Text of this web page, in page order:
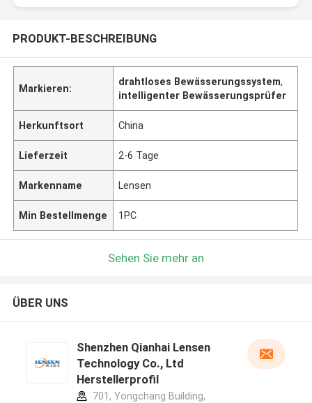
PRODUKT-BESCHREIBUNG
Markieren:
drahtloses Bewässerungssystem,
intelligenter Bewässerungsprüfer
Herkunftsort China
Lieferzeit 2-6 Tage
Markenname Lensen
Min Bestellmenge 1PC
Sehen Sie mehr an
ÜBER UNS
Shenzhen Qianhai Lensen
Technology Co., Ltd
Herstellerprofil
701, Yongchang Building,